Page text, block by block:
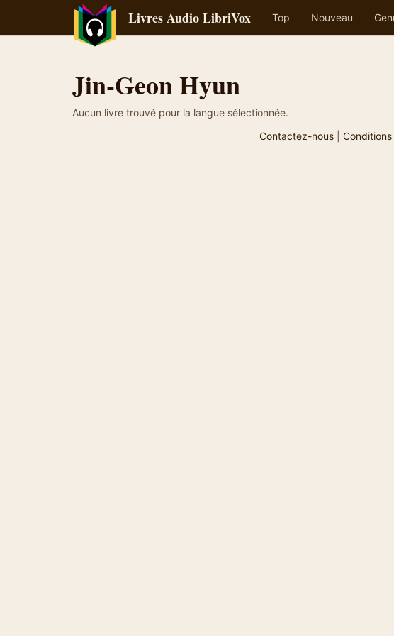
Livres Audio LibriVox Top Nouveau
Jin-Geon Hyun
Aucun livre trouvé pour la langue sélectionnée.
Contactez-nous| Conditions